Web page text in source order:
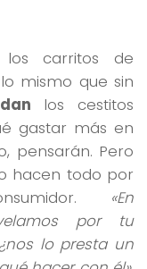
carritos de
mismo que sin
los cestitos
gastar más en
pensarán. Pero
hacen todo por
«En
por tu
lo presta un